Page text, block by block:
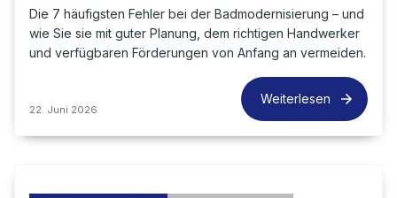
Die 7 häufigsten Fehler bei der Badmodernisierung – und
wie Sie sie mit guter Planung, dem richtigen Handwerker
und verfügbaren Förderungen von Anfang an vermeiden.
22. Juni 2026
Weiterlesen